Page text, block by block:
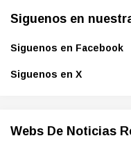
Siguenos en
Siguenos en Facebook
Siguenos en X
Webs De Noticias